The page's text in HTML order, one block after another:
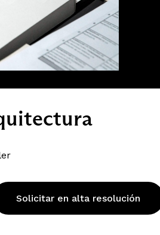
Solicitar en alta resolución